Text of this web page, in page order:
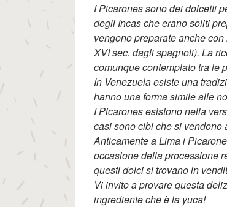
I Picarones sono dei dolcetti
degli Incas che erano soliti
vengono preparate anche
XVI sec. dagli spagnoli). La
comunque contemplato tra le
In Venezuela esiste una
hanno una forma simile alle
I Picarones esistono nella
casi sono cibi che si vendono
Anticamente a Lima i
occasione della processione
questi dolci si trovano in
Vi invito a provare questa
ingrediente che è la yuca!